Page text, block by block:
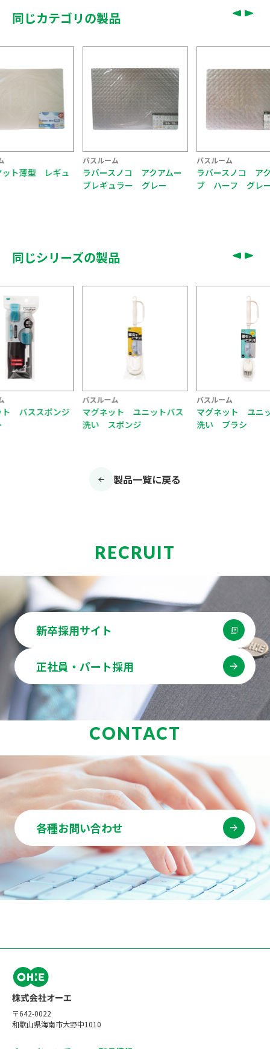
同じカテゴリの製品
ット薄型 レギュ
バスルーム
ラバースノコ アクアムー
ブレギュラー グレー
バスルーム
ラバースノコ ア
ブ ハーフ グレ
同じシリーズの製品
ト バススポンジ
バスルーム
マグネット ユニットバス
洗い スポンジ
バスルーム
マグネット ユニ
洗い ブラシ
製品一覧に戻る
RECRUIT
新卒採用サイト
正社員・パート採用
CONTACT
各種お問い合わせ
〒642-0022
和歌山県海南市大野中1010